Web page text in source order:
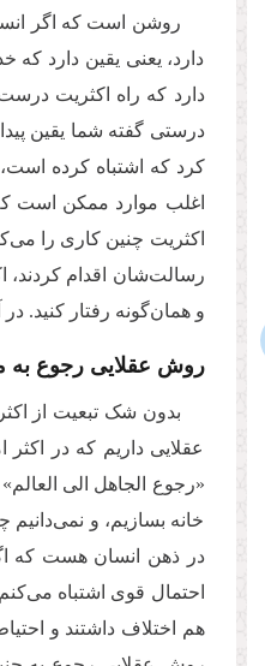
روشن است که اگر
دارد، یعنی یقین دارد
دارد که راه اکثریت
درستی گفته شما یقین
کرد که اشتباه کرده‌
اغلب موارد ممکن است
اکثریت چنین کاری را
رسالت‌شان اقدام کردند،
و همان‌گونه رفتار کنید.
روش عقلایی رجوع
بدون شک تبعیت از
عقلایی داریم که در
«رجوع الجاهل الی
خانه بسازیم، و
در ذهن انسان هست که
احتمال قوی اشتباه
هم اختلاف داشتند و